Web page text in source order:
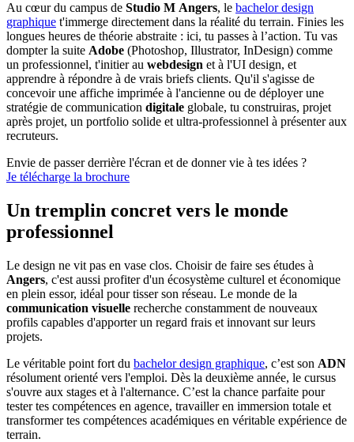
Au cœur du campus de Studio M Angers, le bachelor design
graphique t'immerge directement dans la réalité du terrain. Finies les
longues heures de théorie abstraite : ici, tu passes à l’action. Tu vas
dompter la suite Adobe (Photoshop, Illustrator, InDesign) comme
un professionnel, t'initier au webdesign et à l'UI design, et
apprendre à répondre à de vrais briefs clients. Qu'il s'agisse de
concevoir une affiche imprimée à l'ancienne ou de déployer une
stratégie de communication digitale globale, tu construiras, projet
après projet, un portfolio solide et ultra-professionnel à présenter aux
recruteurs.
Envie de passer derrière l'écran et de donner vie à tes idées ?
Je télécharge la brochure
Un tremplin concret vers le monde
professionnel
Le design ne vit pas en vase clos. Choisir de faire ses études à
Angers, c'est aussi profiter d'un écosystème culturel et économique
en plein essor, idéal pour tisser son réseau. Le monde de la
communication visuelle recherche constamment de nouveaux
profils capables d'apporter un regard frais et innovant sur leurs
projets.
Le véritable point fort du bachelor design graphique, c’est son ADN
résolument orienté vers l'emploi. Dès la deuxième année, le cursus
s'ouvre aux stages et à l'alternance. C’est la chance parfaite pour
tester tes compétences en agence, travailler en immersion totale et
transformer tes compétences académiques en véritable expérience de
terrain.